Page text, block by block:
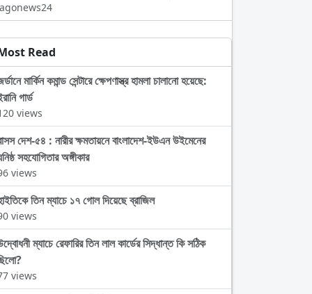
Read
মার্কিন কমান্ড সেন্টারে ক্ষেপণাস্ত্র হামলা চালানো হয়েছে:
গার্ড
views
দেশ-৫৪ : নারীর ক্ষমতায়নে বাংলাদেশ-ইউএন উইমেনের
সহযোগিতার অঙ্গীকার
views
তিন ম্যাচে ১৭ গোল দিয়েছে ব্রাজিল
views
ম্যাচে রেফারির তিন লাল কার্ডের সিদ্ধান্ত কি সঠিক
views